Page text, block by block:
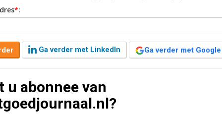
woningbelegger door
Lips
van ongeveer duizend huurwoningen van de failliete
de vastgoedfinancieringstak SNS Property Finance het
voorzieningenrechter worden goedgekeurd.
*:
Ga verder met LinkedIn Ga verder met Google
u abonnee van